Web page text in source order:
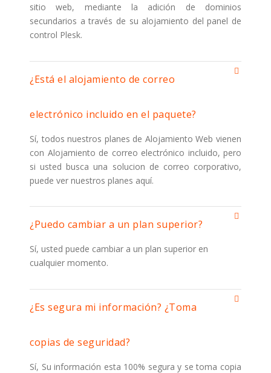
sitio web, mediante la adición de dominios
secundarios a través de su alojamiento del panel de
control Plesk.
¿Está el alojamiento de correo
electrónico incluido en el paquete?
Sí, todos nuestros planes de Alojamiento Web vienen
con Alojamiento de correo electrónico incluido, pero
si usted busca una solucion de correo corporativo,
puede ver nuestros planes aquí.
¿Puedo cambiar a un plan superior?
Sí, usted puede cambiar a un plan superior en
cualquier momento.
¿Es segura mi información? ¿Toma
copias de seguridad?
Sí, Su información esta 100% segura y se toma copia